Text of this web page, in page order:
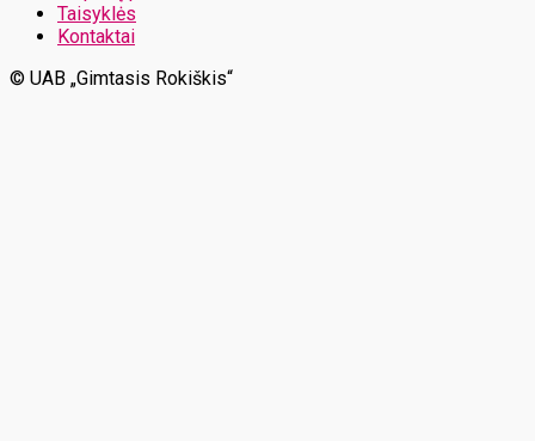
Taisyklės
Kontaktai
© UAB „Gimtasis Rokiškis“